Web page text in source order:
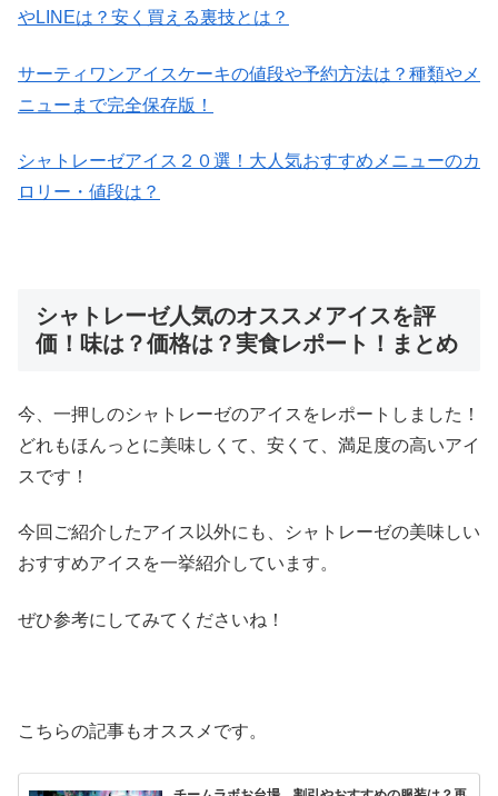
やLINEは？安く買える裏技とは？
サーティワンアイスケーキの値段や予約方法は？種類やメ
ニューまで完全保存版！
シャトレーゼアイス２０選！大人気おすすめメニューのカ
ロリー・値段は？
シャトレーゼ人気のオススメアイスを評
価！味は？価格は？実食レポート！まとめ
今、一押しのシャトレーゼのアイスをレポートしました！
どれもほんっとに美味しくて、安くて、満足度の高いアイ
スです！
今回ご紹介したアイス以外にも、シャトレーゼの美味しい
おすすめアイスを一挙紹介しています。
ぜひ参考にしてみてくださいね！
こちらの記事もオススメです。